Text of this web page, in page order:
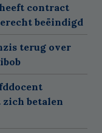
contract
beëindigd
terug over
betalen